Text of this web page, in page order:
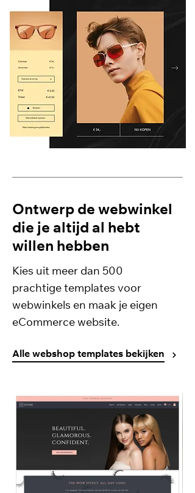
Ontwerp de webwinkel
die je altijd al hebt
willen hebben
Kies uit meer dan 500
prachtige templates voor
webwinkels en maak je eigen
eCommerce website.
Alle webshop templates bekijken